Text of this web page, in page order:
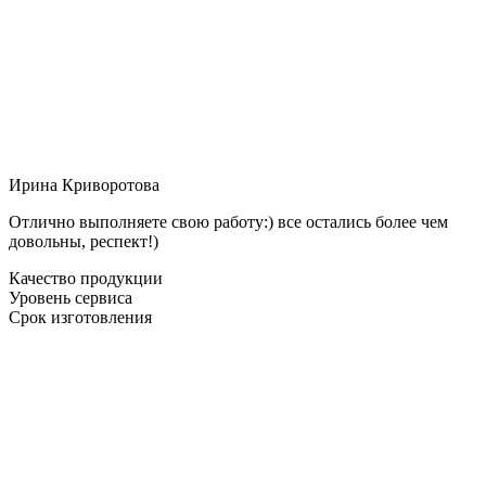
Ирина Криворотова
Отлично выполняете свою работу:) все остались более чем
довольны, респект!)
Качество продукции
Уровень сервиса
Срок изготовления